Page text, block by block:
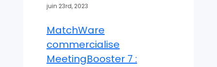
juin 23rd, 2023
MatchWare
commercialise
MeetingBooster 7 :